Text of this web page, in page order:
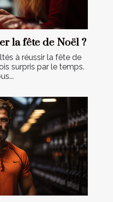
la fête de Noël ?
à réussir la fête de
surpris par le temps.